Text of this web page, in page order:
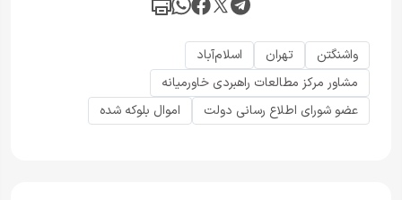
واشنگتن تهران
اسلام‌آباد
مشاور مرکز مطالعات راهبردی خاورمیانه
عضو شورای اطلاع رسانی دولت
اموال بلوکه شده